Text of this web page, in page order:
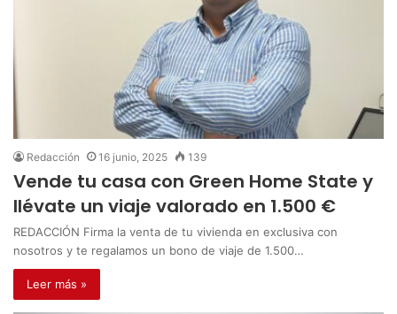
Redacción 16 junio, 2025 139
Vende tu casa con Green Home State y
llévate un viaje valorado en 1.500 €
REDACCIÓN Firma la venta de tu vivienda en exclusiva con
nosotros y te regalamos un bono de viaje de 1.500…
Leer más »